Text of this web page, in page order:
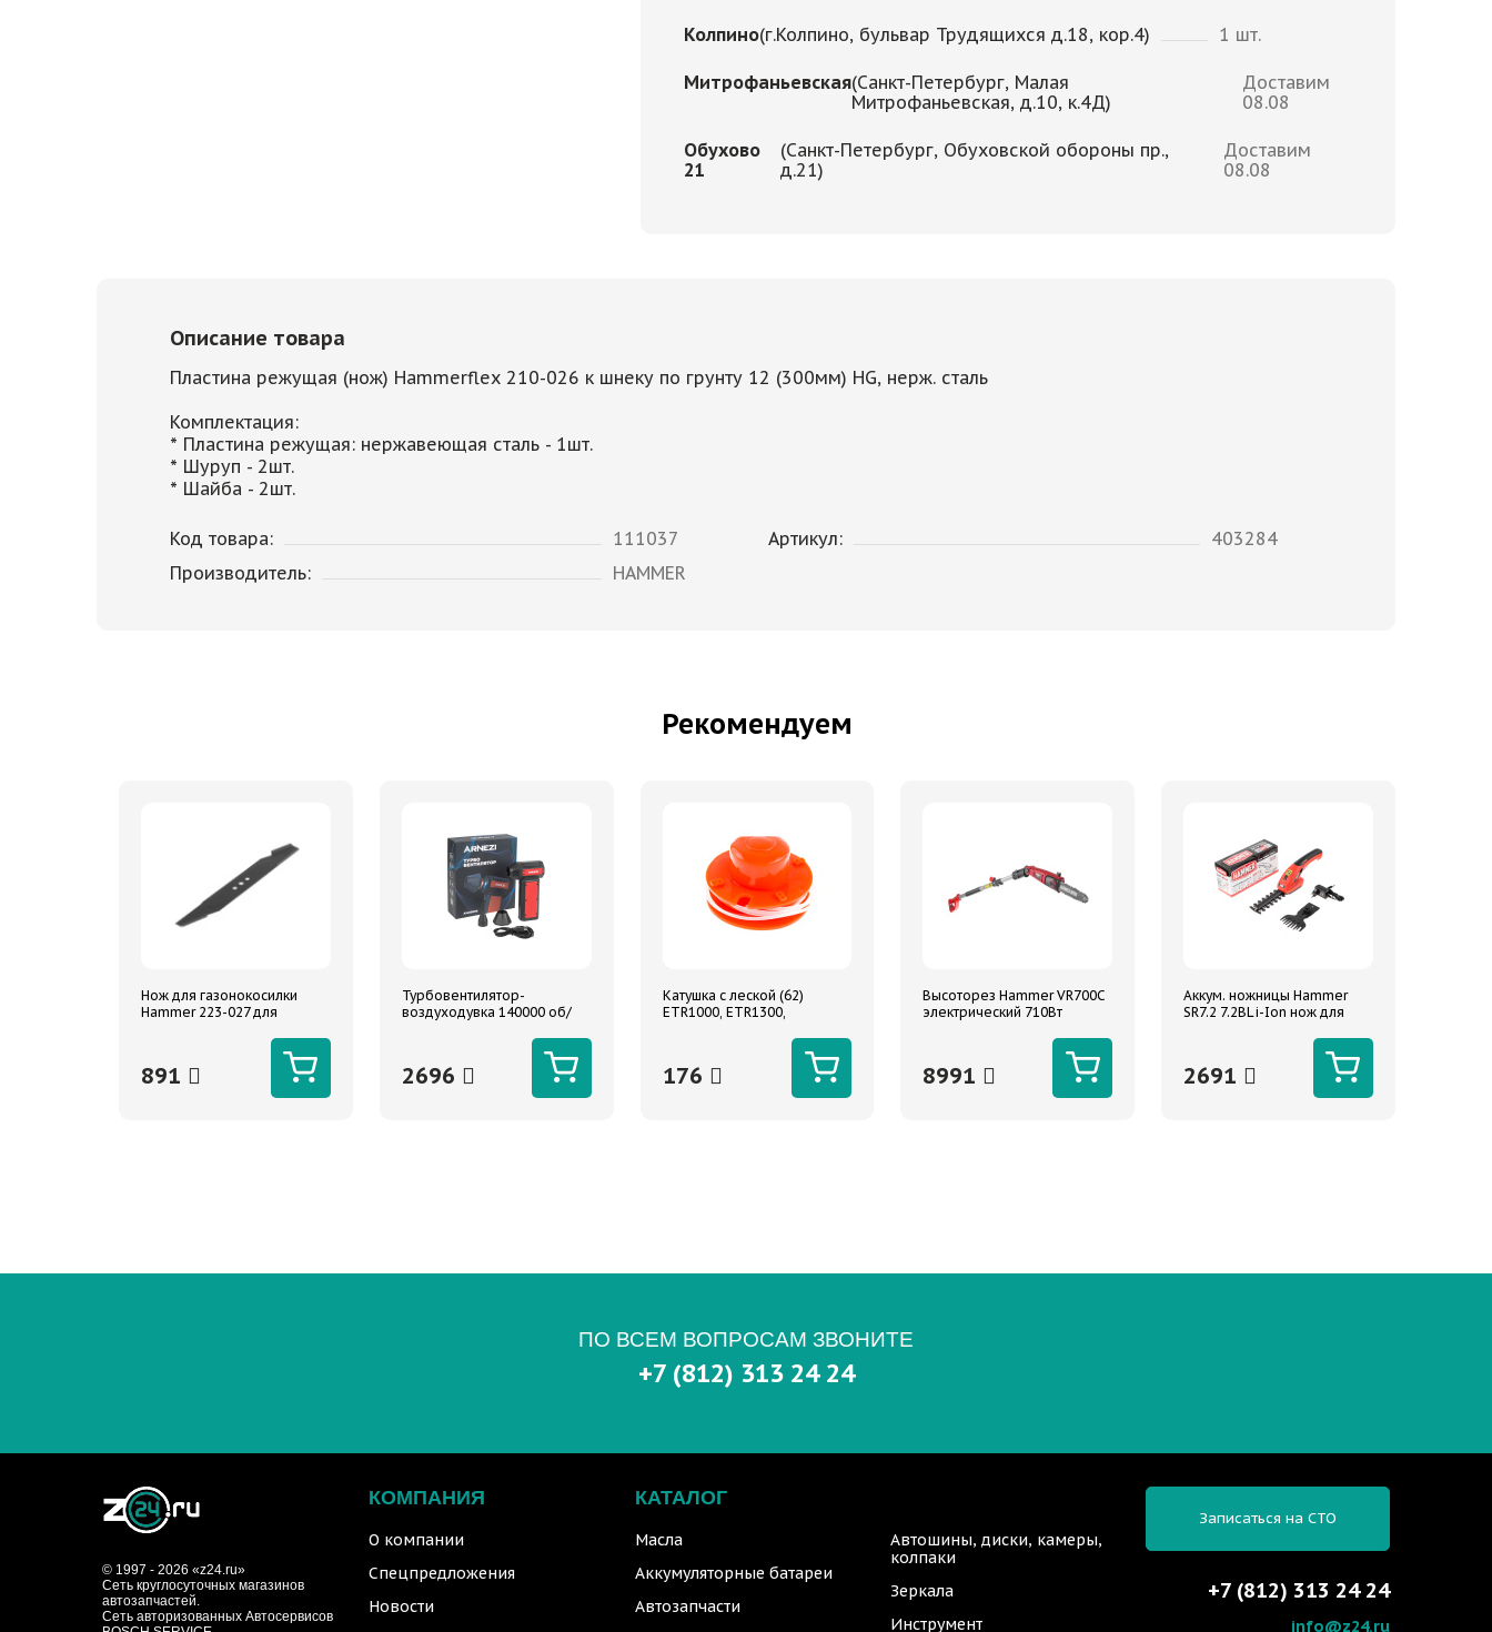
Колпино(г.Колпино, бульвар Трудящихся д.18, кор.4) 1 шт.
Митрофаньевская(Санкт-Петербург, Малая
Митрофаньевская, д.10, к.4Д)
Доставим
08.08
Обухово
21
(Санкт-Петербург, Обуховской обороны пр.,
д.21)
Доставим
08.08
Описание товара
Пластина режущая (нож) Hammerflex 210-026 к шнеку по грунту 12 (300мм) HG, нерж. сталь
Комплектация:
* Пластина режущая: нержавеющая сталь - 1шт.
* Шуруп - 2шт.
* Шайба - 2шт.
Код товара:
111037
Производитель:
HAMMER
Артикул: 403284
Рекомендуем
Нож для газонокосилки
Hammer 223-027 для
891
Турбовентилятор-
воздуходувка 140000 об/
2696
Катушка с леской (62)
ETR1000, ETR1300,
176
Высоторез Hammer VR700C
электрический 710Вт
8991
Аккум. ножницы Hammer
SR7.2 7.2ВLi-Ion нож для
2691
ПО ВСЕМ ВОПРОСАМ ЗВОНИТЕ
+7 (812) 313 24 24
© 1997 - 2026 «z24.ru»
Cеть круглосуточных магазинов
автозапчастей.
Сеть авторизованных Автосервисов
КОМПАНИЯ
О компании
Спецпредложения
Новости
КАТАЛОГ
Масла
Аккумуляторные батареи
Автозапчасти
Автошины, диски, камеры,
колпаки
Зеркала
Инструмент
Записаться на СТО
+7 (812) 313 24 24
info@z24.ru